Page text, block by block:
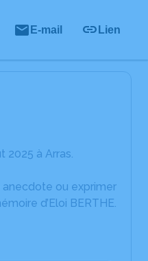
E-mail Lien
2025 à Arras.
anecdote ou exprimer
d’Eloi BERTHE.